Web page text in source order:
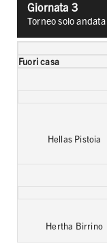
Giornata 3
Fuori casa
Hellas Pistoia
Hertha Birrino
Torneo solo andata